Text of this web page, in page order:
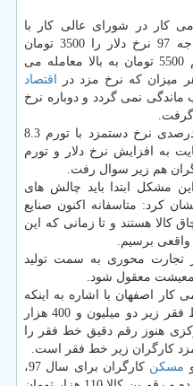
كار در شورای عالی كار با
اشاره به اینكه دولت در لایحه بودجه 97 نرخ دلار را 3500 تومان
مشخص كرد، اما اكنون دلار با رقم 5500 تومان به بالا معامله می
میزان كه نرخ مزد در
اقتصاد
ماندگی نمی گردد و دوباره نرخ
گرفت.
وی با اشاره به اینكه افزایش 20 درصدی نرخ دستمزد با تورم 8.3
به افزایش نرخ دلار و تورم
مشكل ابتدا باید چالش های
كرد: متاسفانه اكنون صنایع
كالا هستند و تا زمانی كه این
برسیم.
تجارت محوری به سمت تولید
معقول شود.
اصفهان با اشاره به اینكه
بنا بر آمارهای غیر رسمی، رقم خط فقر زیر دو میلیون و 400 هزار
هنوز رقم دقیق خط فقر را
كارگران زیر خط فقر است.
مسكن
كارگران برای سال 97،